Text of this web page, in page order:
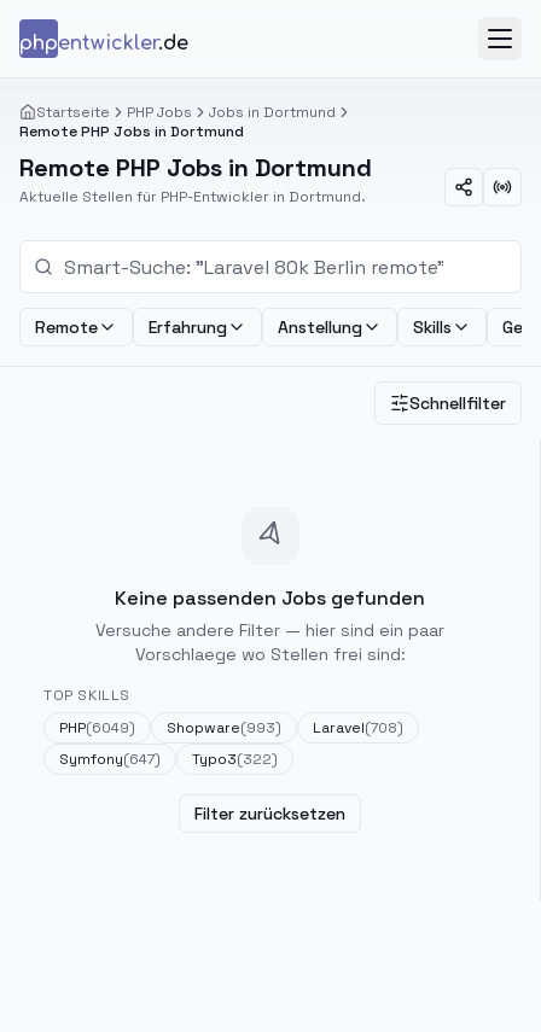
phpentwickler.de
Startseite PHP Jobs
Jobs in Dortmund
Remote PHP Jobs in Dortmund
Remote PHP Jobs in Dortmund
Aktuelle Stellen für PHP-Entwickler in Dortmund.
Remote Erfahrung Anstellung Skills
Schnellfilter
Keine passenden Jobs gefunden
Versuche andere Filter — hier sind ein paar
Vorschlaege wo Stellen frei sind:
TOP SKILLS
PHP(6049) Shopware(993) Laravel(708)
Symfony(647) Typo3(322)
Filter zurücksetzen